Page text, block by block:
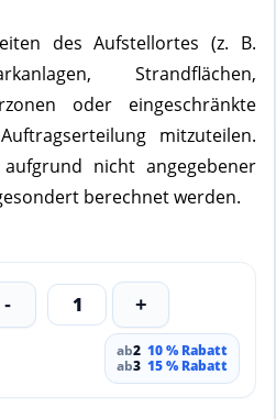
des Aufstellortes (z. B.
Strandflächen,
oder eingeschränkte
mitzuteilen.
nicht angegebener
berechnet werden.
- 1 +
ab2 10 % Rabatt
ab3 15 % Rabatt